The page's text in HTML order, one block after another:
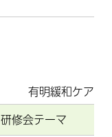
有明緩和ケア研
研修会テーマ